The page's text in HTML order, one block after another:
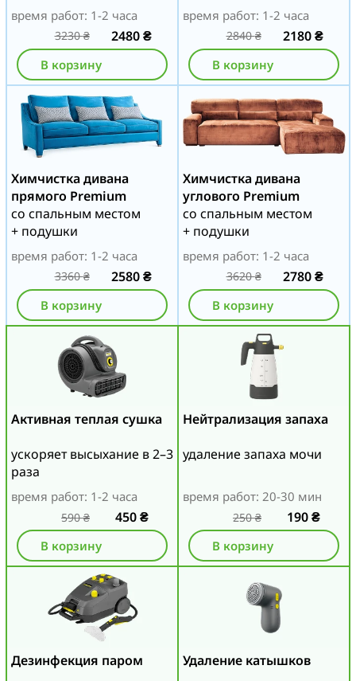
время работ: 1-2 часа
3230₴ 2480₴
В корзину
время работ: 1-2 часа
2840₴ 2180₴
В корзину
Химчистка дивана
прямого Premium
со спальным местом
+ подушки
время работ: 1-2 часа
3360₴ 2580₴
В корзину
Химчистка дивана
углового Premium
со спальным местом
+ подушки
время работ: 1-2 часа
3620₴ 2780₴
В корзину
Активная теплая сушка
ускоряет высыхание в 2–3
раза
время работ: 1-2 часа
590₴ 450₴
В корзину
Нейтрализация запаха
удаление запаха мочи
время работ: 20-30 мин
250₴ 190₴
В корзину
Дезинфекция паром
Удаление катышков